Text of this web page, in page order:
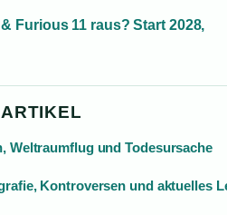
Furious 11 raus? Start 2028,
Weltraumflug und Todesursache
Kontroversen und aktuelles